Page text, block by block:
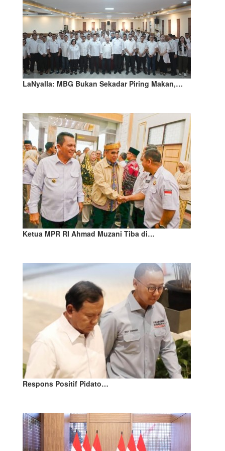
LaNyalla: MBG Bukan Sekadar Piring Makan,…
Ketua MPR RI Ahmad Muzani Tiba di…
Respons Positif Pidato…